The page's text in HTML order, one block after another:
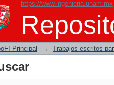
https://www.ingenieria.unam.mx
Principal → Trabajos escritos